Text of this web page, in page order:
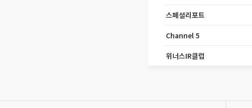
스페셜리포트
Channel 5
위너스IR클럽